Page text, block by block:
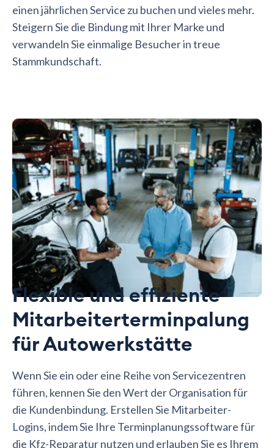
einen jährlichen Service zu buchen und vieles mehr.
Steigern Sie die Bindung mit Ihrer Marke und
verwandeln Sie einmalige Besucher in treue
Stammkundschaft.
Flexible und effiziente
Mitarbeiterterminpalung
für Autowerkstätte
Wenn Sie ein oder eine Reihe von Servicezentren
führen, kennen Sie den Wert der Organisation für
die Kundenbindung. Erstellen Sie Mitarbeiter-
Logins, indem Sie Ihre Terminplanungssoftware für
die Kfz-Reparatur nutzen und erlauben Sie es Ihrem